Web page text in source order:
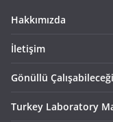
Hakkımızda
İletişim
Gönüllü
Turkey Laboratory